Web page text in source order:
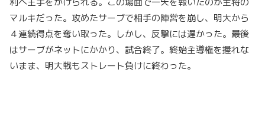
マルキだった。攻めたサーブで相手の陣営を崩し、明大から
４連続得点を奪い取った。しかし、反撃には遅かった。最後
はサーブがネットにかかり、試合終了。終始主導権を握れな
いまま、明大戦もストレート負けに終わった。